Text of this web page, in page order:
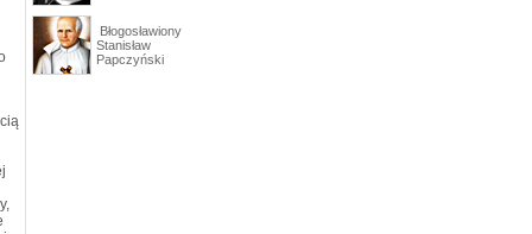
Błogosławiony
Stanisław
Papczyński